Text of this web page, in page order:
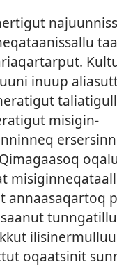
inuup
misigin­
an­naasaqar­toq
oqaatsinit